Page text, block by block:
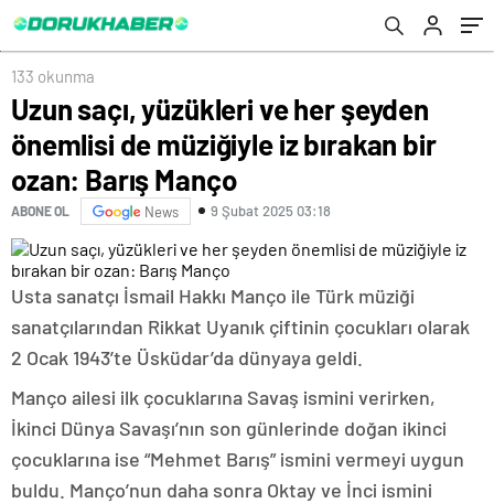
133 okunma
Uzun saçı, yüzükleri ve her şeyden
önemlisi de müziğiyle iz bırakan bir
ozan: Barış Manço
ABONE OL News 9 Şubat 2025 03:18
Usta sanatçı İsmail Hakkı Manço ile Türk müziği
sanatçılarından Rikkat Uyanık çiftinin çocukları olarak
2 Ocak 1943’te Üsküdar’da dünyaya geldi.
Manço ailesi ilk çocuklarına Savaş ismini verirken,
İkinci Dünya Savaşı’nın son günlerinde doğan ikinci
çocuklarına ise “Mehmet Barış” ismini vermeyi uygun
buldu. Manço’nun daha sonra Oktay ve İnci ismini